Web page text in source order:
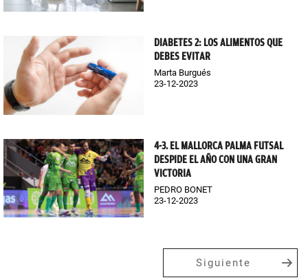
DIABETES 2: LOS ALIMENTOS QUE
DEBES EVITAR
Marta Burgués
23-12-2023
4-3. EL MALLORCA PALMA FUTSAL
DESPIDE EL AÑO CON UNA GRAN
VICTORIA
PEDRO BONET
23-12-2023
Siguiente